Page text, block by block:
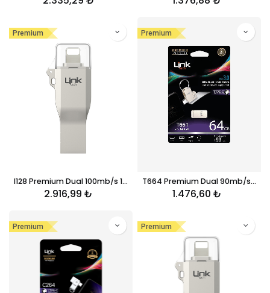
Premium
I128 Premium Dual 100mb/s 128GB iPhone Lightning USB OTG Flash Bellek
2.916,99 ₺
Premium
T664 Premium Dual 90mb/s 64GB Tip-C USB OTG Flash Bellek
1.476,60 ₺
Premium Premium